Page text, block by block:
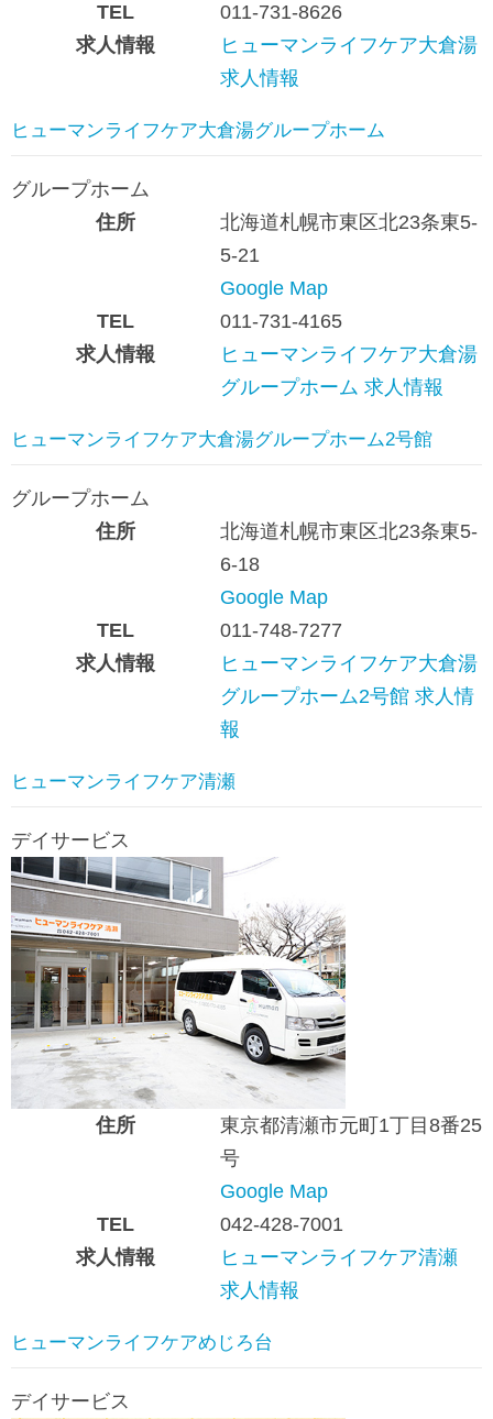
TEL
011-731-8626
求人情報
ヒューマンライフケア大倉湯
求人情報
ヒューマンライフケア大倉湯グループホーム
グループホーム
住所
北海道札幌市東区北23条東5-
5-21
Google Map
TEL
011-731-4165
求人情報
ヒューマンライフケア大倉湯
グループホーム 求人情報
ヒューマンライフケア大倉湯グループホーム2号館
グループホーム
住所
北海道札幌市東区北23条東5-
6-18
Google Map
TEL
011-748-7277
求人情報
ヒューマンライフケア大倉湯
グループホーム2号館 求人情
報
ヒューマンライフケア清瀬
デイサービス
住所
東京都清瀬市元町1丁目8番25
号
Google Map
TEL
042-428-7001
求人情報
ヒューマンライフケア清瀬
求人情報
ヒューマンライフケアめじろ台
デイサービス